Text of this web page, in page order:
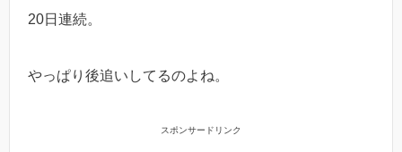
20日連続。
やっぱり後追いしてるのよね。
スポンサードリンク